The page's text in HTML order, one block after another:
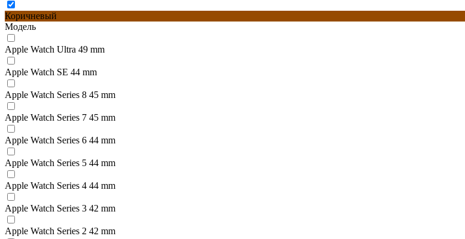
Коричневый
Модель
Apple Watch Ultra 49 mm
Apple Watch SE 44 mm
Apple Watch Series 8 45 mm
Apple Watch Series 7 45 mm
Apple Watch Series 6 44 mm
Apple Watch Series 5 44 mm
Apple Watch Series 4 44 mm
Apple Watch Series 3 42 mm
Apple Watch Series 2 42 mm